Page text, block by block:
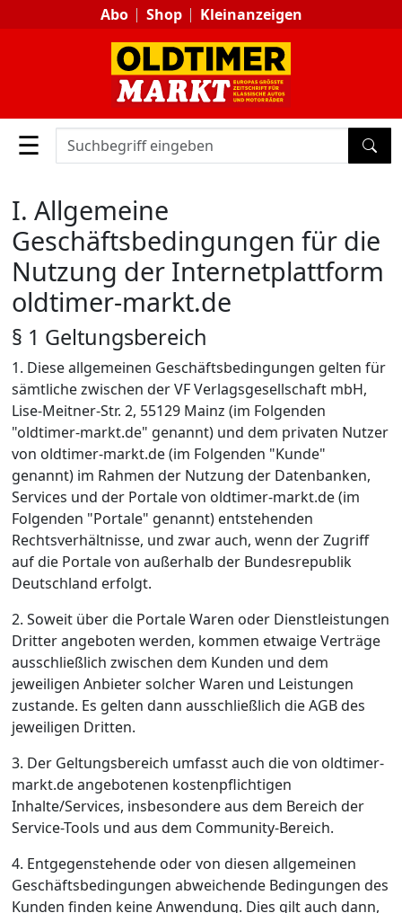
Abo Shop Kleinanzeigen
☰
I. Allgemeine
Geschäftsbedingungen für die
Nutzung der Internetplattform
oldtimer-markt.de
§ 1 Geltungsbereich
1. Diese allgemeinen Geschäftsbedingungen gelten für
sämtliche zwischen der VF Verlagsgesellschaft mbH,
Lise-Meitner-Str. 2, 55129 Mainz (im Folgenden
"oldtimer-markt.de" genannt) und dem privaten Nutzer
von oldtimer-markt.de (im Folgenden "Kunde"
genannt) im Rahmen der Nutzung der Datenbanken,
Services und der Portale von oldtimer-markt.de (im
Folgenden "Portale" genannt) entstehenden
Rechtsverhältnisse, und zwar auch, wenn der Zugriff
auf die Portale von außerhalb der Bundesrepublik
Deutschland erfolgt.
2. Soweit über die Portale Waren oder Dienstleistungen
Dritter angeboten werden, kommen etwaige Verträge
ausschließlich zwischen dem Kunden und dem
jeweiligen Anbieter solcher Waren und Leistungen
zustande. Es gelten dann ausschließlich die AGB des
jeweiligen Dritten.
3. Der Geltungsbereich umfasst auch die von oldtimer-
markt.de angebotenen kostenpflichtigen
Inhalte/Services, insbesondere aus dem Bereich der
Service-Tools und aus dem Community-Bereich.
4. Entgegenstehende oder von diesen allgemeinen
Geschäftsbedingungen abweichende Bedingungen des
Kunden finden keine Anwendung. Dies gilt auch dann,